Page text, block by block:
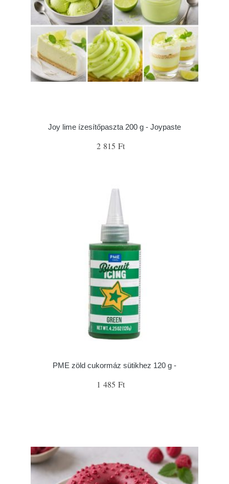
Joy lime ízesítőpaszta 200 g - Joypaste
2 815 Ft
PME zöld cukormáz sütikhez 120 g -
1 485 Ft